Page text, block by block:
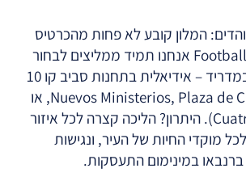
המלון קובע לא פחות מהכרטיס
למשחק. ב-Football Tours אנחנו תמיד ממליצים לבחור
לינה באזור מרכזי במדריד – אידיאלית בתחנות סביב קו 10
של המטרו (Nuevos Ministerios, Plaza de Castilla, או
אפילו Cuatro Caminos). היתרון? הליכה קצרה לכל איזור
מוקדי החיות של העיר, ונגישות
במינימום התעסקות.